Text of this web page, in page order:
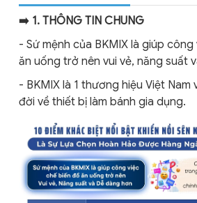
➡️ 1. THÔNG TIN CHUNG
- Sứ mệnh của BKMIX là giúp
ăn uống trở nên vui vẻ, năng suất
- BKMIX là 1 thương hiệu Việt Nam
đời về thiết bị làm bánh gia dụng.